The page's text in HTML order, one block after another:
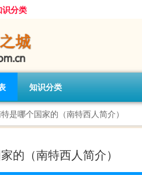
识分类
知识分类
是哪个国家的（南特西人简介）
的（南特西人简介）